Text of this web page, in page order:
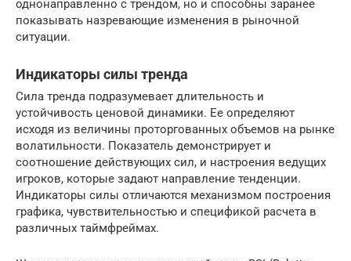
однонаправленно с трендом, но и способны заранее
показывать назревающие изменения в рыночной
ситуации.
Индикаторы силы тренда
Сила тренда подразумевает длительность и
устойчивость ценовой динамики. Ее определяют
исходя из величины проторгованных объемов на рынке
волатильности. Показатель демонстрирует и
соотношение действующих сил, и настроения ведущих
игроков, которые задают направление тенденции.
Индикаторы силы отличаются механизмом построения
графика, чувствительностью и спецификой расчета в
различных таймфреймах.